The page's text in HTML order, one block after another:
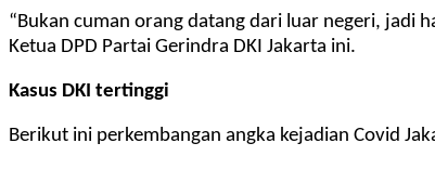
“Bukan cuman orang datang dari luar negeri, jadi
Ketua DPD Partai Gerindra DKI Jakarta ini.
Kasus DKI tertinggi
Berikut ini perkembangan angka kejadian Covid